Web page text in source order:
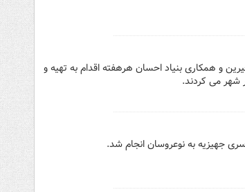
و همکاری بنیاد احسان هرهفته اقدام به تهیه و
شهر می کردند.